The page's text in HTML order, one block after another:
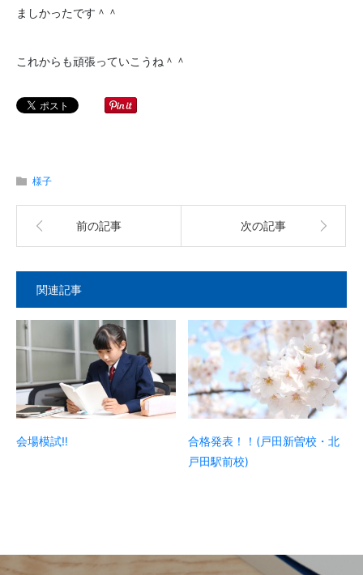
ましかったです＾＾
これからも頑張っていこうね＾＾
様子
前の記事 次の記事
関連記事
会場模試‼
合格発表！！(戸田新曽校・北
戸田駅前校)